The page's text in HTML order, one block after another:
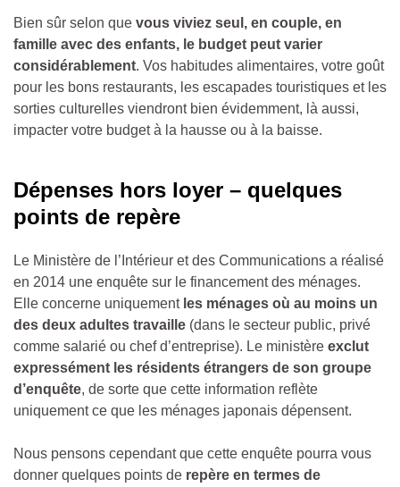
Bien sûr selon que vous viviez seul, en couple, en
famille avec des enfants, le budget peut varier
considérablement. Vos habitudes alimentaires, votre goût
pour les bons restaurants, les escapades touristiques et les
sorties culturelles viendront bien évidemment, là aussi,
impacter votre budget à la hausse ou à la baisse.
Dépenses hors loyer – quelques
points de repère
Le Ministère de l’Intérieur et des Communications a réalisé
en 2014 une enquête sur le financement des ménages.
Elle concerne uniquement les ménages où au moins un
des deux adultes travaille (dans le secteur public, privé
comme salarié ou chef d’entreprise). Le ministère exclut
expressément les résidents étrangers de son groupe
d’enquête, de sorte que cette information reflète
uniquement ce que les ménages japonais dépensent.
Nous pensons cependant que cette enquête pourra vous
donner quelques points de repère en termes de